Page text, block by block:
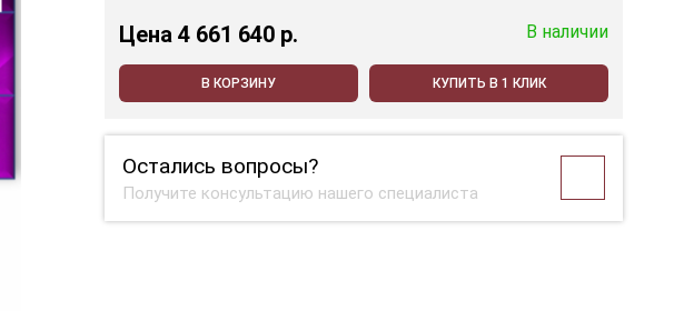
Цена4 661 640 p. В наличии
В КОРЗИНУ КУПИТЬ В 1 КЛИК
Остались вопросы?
Получите консультацию нашего специалиста